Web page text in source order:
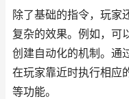
除了基础的指令，玩家
复杂的效果。例如，可
创建自动化的机制。通
在玩家靠近时执行相应
等功能。